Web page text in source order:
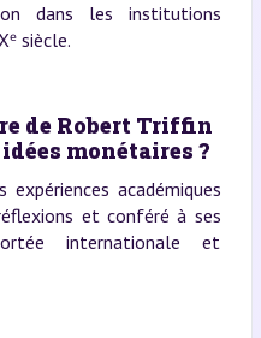
dans les institutions
siècle.
de Robert Triffin
monétaires ?
académiques
et conféré à ses
internationale et